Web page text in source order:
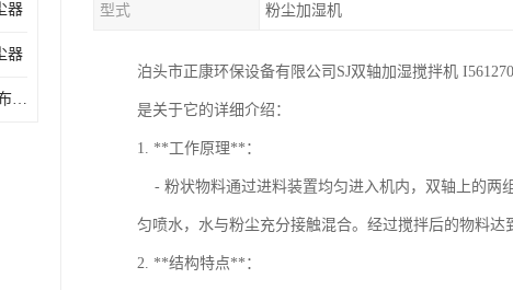
器
器
江西 脉冲除尘器图片 单机布袋除尘器 规格齐全
型式 粉尘加湿机
泊头市正康环保设备有限公司SJ双轴加湿搅拌机
是关于它的详细介绍：
1. **工作原理**：
- 粉状物料通过进料装置均匀进入机内，双轴上的两
匀喷水，水与粉尘充分接触混合。经过搅拌后的物料
2. **结构特点**：